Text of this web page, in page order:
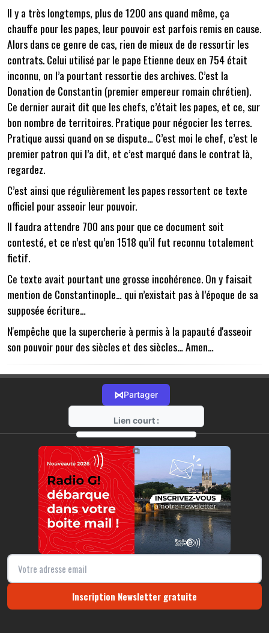
Il y a très longtemps, plus de 1200 ans quand même, ça
chauffe pour les papes, leur pouvoir est parfois remis en cause.
Alors dans ce genre de cas, rien de mieux de de ressortir les
contrats. Celui utilisé par le pape Etienne deux en 754 était
inconnu, on l’a pourtant ressortie des archives. C’est la
Donation de Constantin (premier empereur romain chrétien).
Ce dernier aurait dit que les chefs, c’était les papes, et ce, sur
bon nombre de territoires. Pratique pour négocier les terres.
Pratique aussi quand on se dispute… C’est moi le chef, c’est le
premier patron qui l’a dit, et c’est marqué dans le contrat là,
regardez.
C’est ainsi que régulièrement les papes ressortent ce texte
officiel pour asseoir leur pouvoir.
Il faudra attendre 700 ans pour que ce document soit
contesté, et ce n’est qu’en 1518 qu’il fut reconnu totalement
fictif.
Ce texte avait pourtant une grosse incohérence. On y faisait
mention de Constantinople… qui n’existait pas à l’époque de sa
supposée écriture…
N'empêche que la supercherie à permis à la papauté d'asseoir
son pouvoir pour des siècles et des siècles… Amen…
⋈Partager
Lien court :
https://radio-g.fr?14481
⧉
Inscription Newsletter gratuite